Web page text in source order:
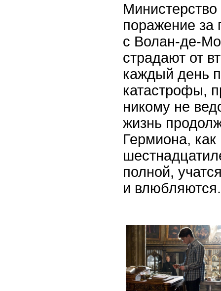
поражение за
с Волан-де-
страдают от
каждый день
катастрофы,
никому не
жизнь
Гермиона, как
полной,
и влюбляются.